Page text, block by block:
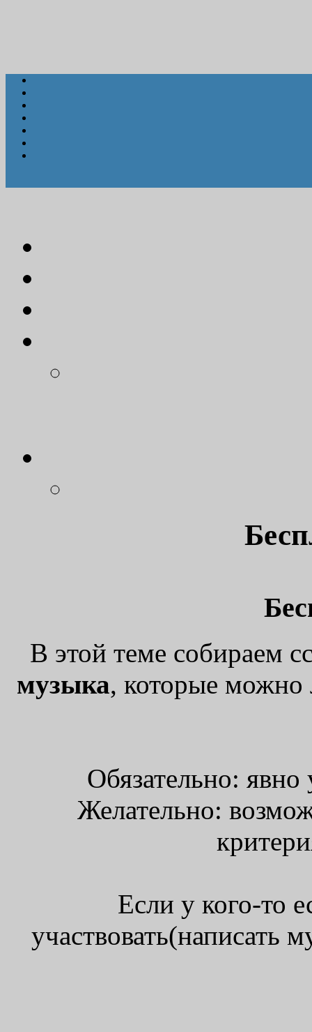
В этой теме собираем
музыка, которые можно
Обязательно: явно
Желательно:
Если у кого-то
участвовать(написать